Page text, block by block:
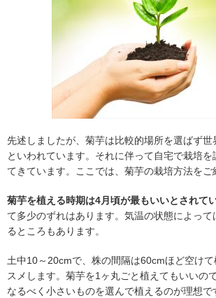
先述しましたが、菊芋は比較的場所を選ばず
といわれています。それに伴って自宅で栽培を
てきています。ここでは、菊芋の栽培方法をご
菊芋を植える時期は4月頃が最もいいとされて
て多少のずれはあります。気温の状態によって
るところもあります。
土中10～20cmで、株の間隔は60cmほど空け
スメします。菊芋を1ヶ丸ごと植えてもいいの
なるべく小さいものを選んで植えるのが理想で